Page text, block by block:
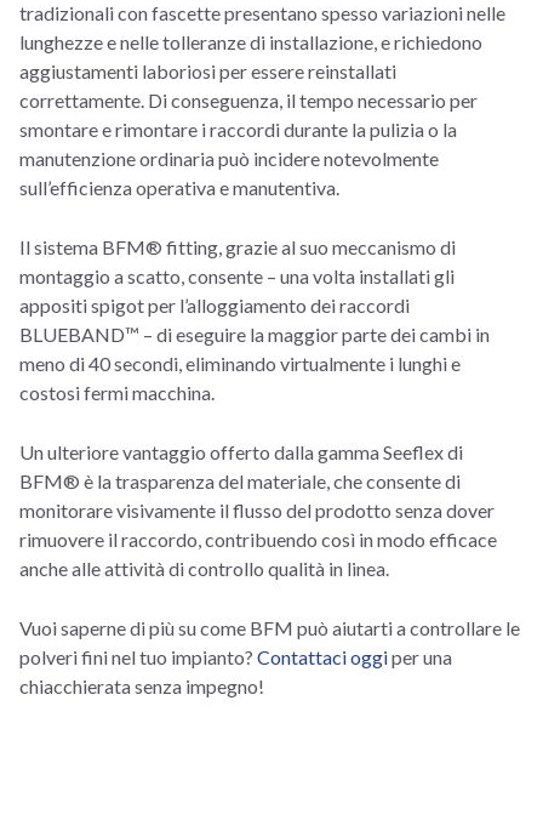
tradizionali con fascette presentano spesso variazioni nelle
lunghezze e nelle tolleranze di installazione, e richiedono
aggiustamenti laboriosi per essere reinstallati
correttamente. Di conseguenza, il tempo necessario per
smontare e rimontare i raccordi durante la pulizia o la
manutenzione ordinaria può incidere notevolmente
sull’efficienza operativa e manutentiva.
Il sistema BFM® fitting, grazie al suo meccanismo di
montaggio a scatto, consente – una volta installati gli
appositi spigot per l’alloggiamento dei raccordi
BLUEBAND™ – di eseguire la maggior parte dei cambi in
meno di 40 secondi, eliminando virtualmente i lunghi e
costosi fermi macchina.
Un ulteriore vantaggio offerto dalla gamma Seeflex di
BFM® è la trasparenza del materiale, che consente di
monitorare visivamente il flusso del prodotto senza dover
rimuovere il raccordo, contribuendo così in modo efficace
anche alle attività di controllo qualità in linea.
Vuoi saperne di più su come BFM può aiutarti a controllare le
polveri fini nel tuo impianto? Contattaci oggiper una
chiacchierata senza impegno!